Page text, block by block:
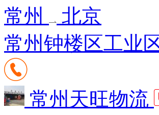
常州
北京
常州钟楼区工业
常州天旺物流